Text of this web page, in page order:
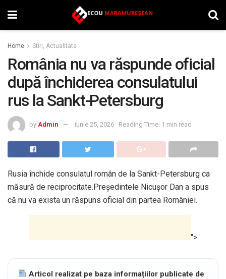
Home Stiri, Actualitate
România nu va răspunde oficial
după închiderea consulatului
rus la Sankt-Petersburg
by Admin iunie 25, 2026 Reading Time: 1 min read
Rusia închide consulatul român de la Sankt-Petersburg ca
măsură de reciprocitate.Președintele Nicușor Dan a spus
că nu va exista un răspuns oficial din partea României.
">
Articol realizat pe baza informațiilor publicate de